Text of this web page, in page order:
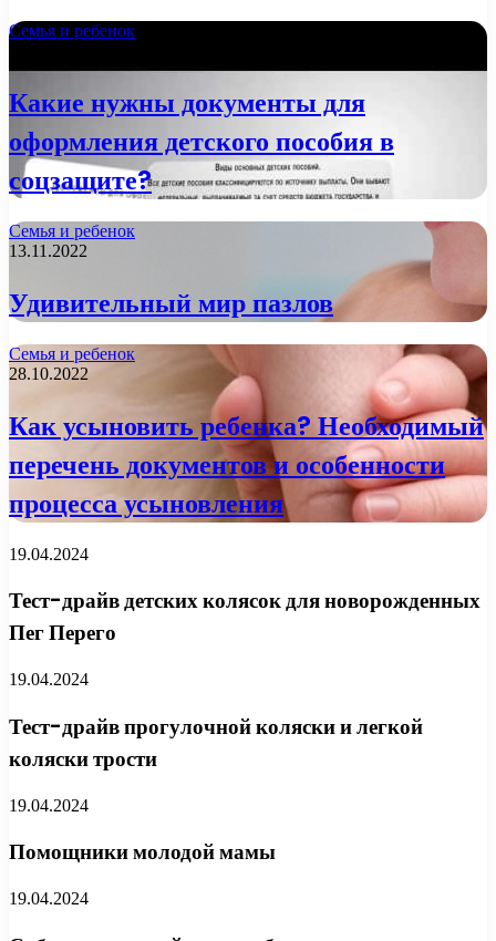
Семья и ребенок
Какие нужны документы для
оформления детского пособия в
соцзащите?
Семья и ребенок
13.11.2022
Удивительный мир пазлов
Семья и ребенок
28.10.2022
Как усыновить ребенка? Необходимый
перечень документов и особенности
процесса усыновления
19.04.2024
Тест-драйв детских колясок для новорожденных
Пег Перего
19.04.2024
Тест-драйв прогулочной коляски и легкой
коляски трости
19.04.2024
Помощники молодой мамы
19.04.2024